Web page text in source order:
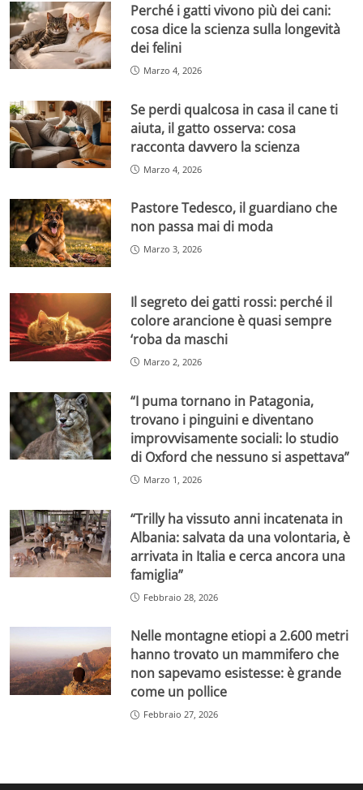
Perché i gatti vivono più dei cani:
cosa dice la scienza sulla longevità
dei felini
Marzo 4, 2026
Se perdi qualcosa in casa il cane ti
aiuta, il gatto osserva: cosa
racconta davvero la scienza
Marzo 4, 2026
Pastore Tedesco, il guardiano che
non passa mai di moda
Marzo 3, 2026
Il segreto dei gatti rossi: perché il
colore arancione è quasi sempre
‘roba da maschi
Marzo 2, 2026
“I puma tornano in Patagonia,
trovano i pinguini e diventano
improvvisamente sociali: lo studio
di Oxford che nessuno si aspettava”
Marzo 1, 2026
“Trilly ha vissuto anni incatenata in
Albania: salvata da una volontaria, è
arrivata in Italia e cerca ancora una
famiglia”
Febbraio 28, 2026
Nelle montagne etiopi a 2.600 metri
hanno trovato un mammifero che
non sapevamo esistesse: è grande
come un pollice
Febbraio 27, 2026